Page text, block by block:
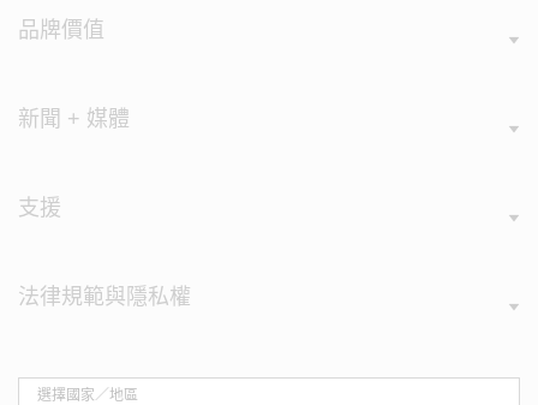
品牌價值
新聞 + 媒體
支援
法律規範與隱私權
選擇國家／地區